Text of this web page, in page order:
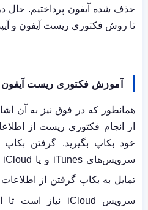
حذف شده آیفون پرداختیم. حال
تا روش فکتوری ریست آیفون و
آموزش فکتوری ریست آیفون
همانطور که در فوق نیز به آن
از انجام فکتوری ریست از
خود بکاپ بگیرید. گرفتن
سرویس‌های iTunes و یا iCloud
تمایل به بکاپ گرفتن از اطلاعات
سرویس iCloud نیاز است تا